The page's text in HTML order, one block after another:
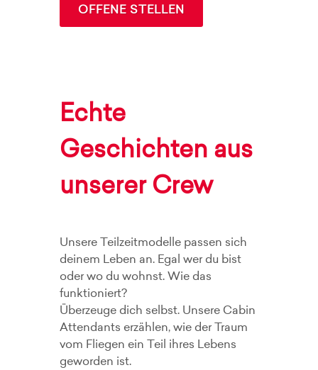
OFFENE STELLEN
Echte
Geschichten aus
unserer Crew
Unsere Teilzeitmodelle passen sich
deinem Leben an. Egal wer du bist
oder wo du wohnst. Wie das
funktioniert?
Überzeuge dich selbst. Unsere Cabin
Attendants erzählen, wie der Traum
vom Fliegen ein Teil ihres Lebens
geworden ist.